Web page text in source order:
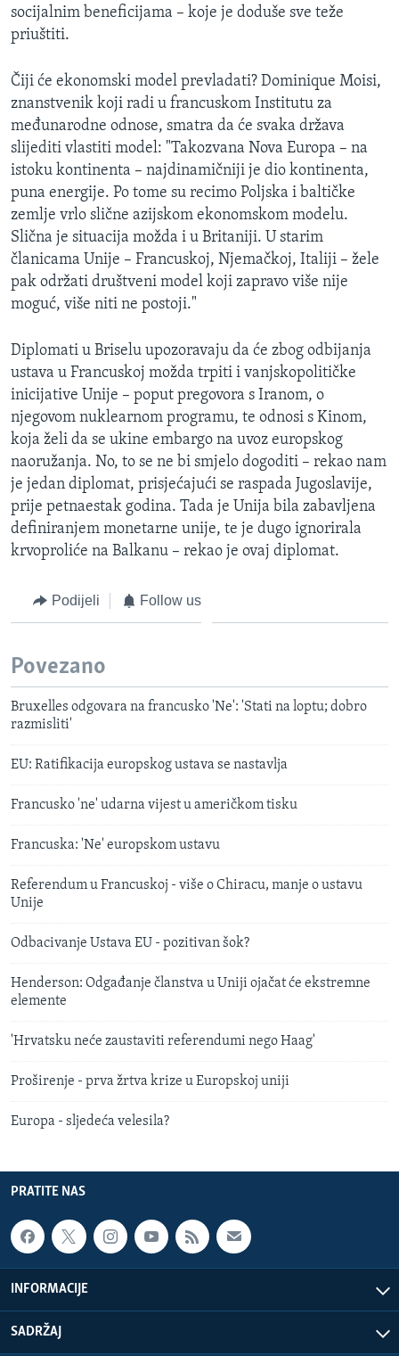
socijalnim beneficijama – koje je doduše sve teže
priuštiti.
Čiji će ekonomski model prevladati? Dominique Moisi,
znanstvenik koji radi u francuskom Institutu za
međunarodne odnose, smatra da će svaka država
slijediti vlastiti model: "Takozvana Nova Europa – na
istoku kontinenta – najdinamičniji je dio kontinenta,
puna energije. Po tome su recimo Poljska i baltičke
zemlje vrlo slične azijskom ekonomskom modelu.
Slična je situacija možda i u Britaniji. U starim
članicama Unije – Francuskoj, Njemačkoj, Italiji – žele
pak održati društveni model koji zapravo više nije
moguć, više niti ne postoji."
Diplomati u Briselu upozoravaju da će zbog odbijanja
ustava u Francuskoj možda trpiti i vanjskopolitičke
inicijative Unije – poput pregovora s Iranom, o
njegovom nuklearnom programu, te odnosi s Kinom,
koja želi da se ukine embargo na uvoz europskog
naoružanja. No, to se ne bi smjelo dogoditi – rekao nam
je jedan diplomat, prisjećajući se raspada Jugoslavije,
prije petnaestak godina. Tada je Unija bila zabavljena
definiranjem monetarne unije, te je dugo ignorirala
krvoproliće na Balkanu – rekao je ovaj diplomat.
Podijeli Follow us
Povezano
Bruxelles odgovara na francusko 'Ne': 'Stati na loptu; dobro
razmisliti'
EU: Ratifikacija europskog ustava se nastavlja
Francusko 'ne' udarna vijest u američkom tisku
Francuska: 'Ne' europskom ustavu
Referendum u Francuskoj - više o Chiracu, manje o ustavu
Unije
Odbacivanje Ustava EU - pozitivan šok?
Henderson: Odgađanje članstva u Uniji ojačat će ekstremne
elemente
'Hrvatsku neće zaustaviti referendumi nego Haag'
Proširenje - prva žrtva krize u Europskoj uniji
Europa - sljedeća velesila?
PRATITE NAS
INFORMACIJE
SADRŽAJ